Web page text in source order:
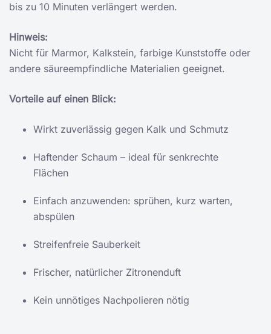
bis zu 10 Minuten verlängert werden.
Hinweis:
Nicht für Marmor, Kalkstein, farbige Kunststoffe oder
andere säureempfindliche Materialien geeignet.
Vorteile auf einen Blick:
Wirkt zuverlässig gegen Kalk und Schmutz
Haftender Schaum – ideal für senkrechte
Flächen
Einfach anzuwenden: sprühen, kurz warten,
abspülen
Streifenfreie Sauberkeit
Frischer, natürlicher Zitronenduft
Kein unnötiges Nachpolieren nötig